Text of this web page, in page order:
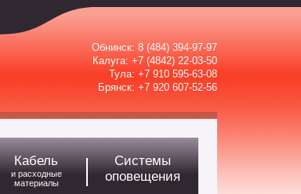
Обнинск: 8 (484) 394-97-97
Калуга: +7 (4842) 22-03-50
Тула: +7 910 595-63-08
Брянск: +7 920 607-52-56
Кабель
и расходные
материалы
Системы
оповещения